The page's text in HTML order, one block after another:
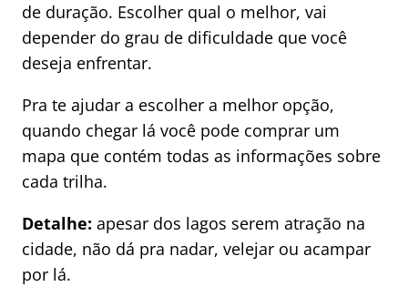
de duração. Escolher qual o melhor, vai
depender do grau de dificuldade que você
deseja enfrentar.
Pra te ajudar a escolher a melhor opção,
quando chegar lá você pode comprar um
mapa que contém todas as informações sobre
cada trilha.
Detalhe: apesar dos lagos serem atração na
cidade, não dá pra nadar, velejar ou acampar
por lá.